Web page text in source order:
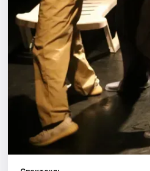
Артисты
Рейтинги